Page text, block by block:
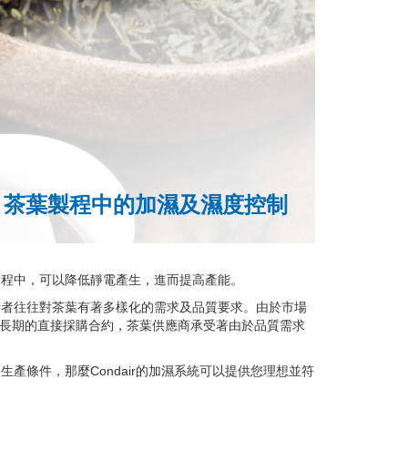
茶葉製程中的加濕及濕度控制
中，可以降低靜電產生，進而提高產能。
往往對茶葉有著多樣化的需求及品質要求。由於市場
期的直接採購合約，茶葉供應商承受著由於品質需求
產條件，那麼Condair的加濕系統可以提供您理想並符